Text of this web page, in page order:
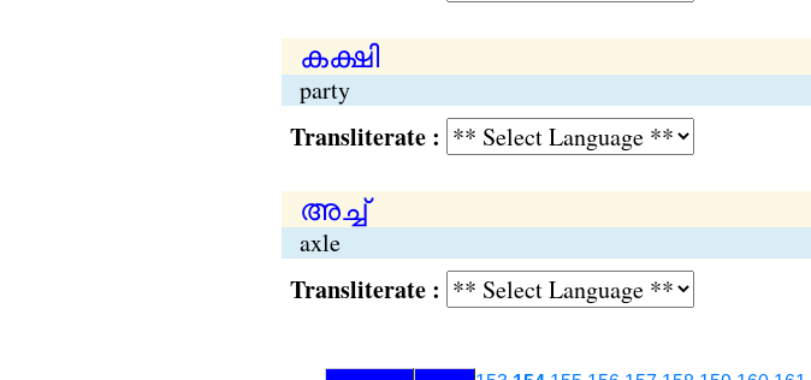
കക്ഷി
party
Transliterate :
അച്ച്
axle
Transliterate :